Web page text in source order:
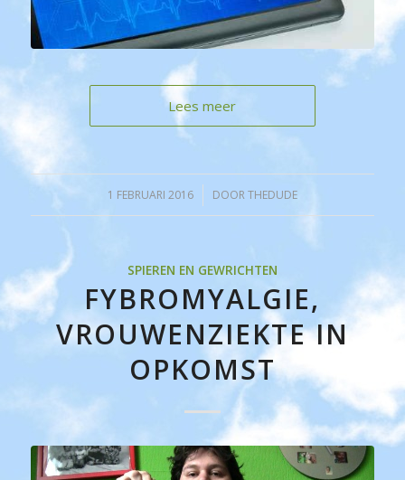
Lees meer
1 FEBRUARI 2016
/ DOORTHEDUDE
SPIEREN EN GEWRICHTEN
FYBROMYALGIE,
VROUWENZIEKTE IN
OPKOMST